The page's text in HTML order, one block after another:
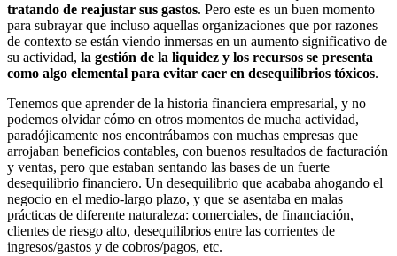
tratando de reajustar sus gastos. Pero este es un buen momento
para subrayar que incluso aquellas organizaciones que por razones
de contexto se están viendo inmersas en un aumento significativo de
su actividad, la gestión de la liquidez y los recursos se presenta
como algo elemental para evitar caer en desequilibrios tóxicos.
Tenemos que aprender de la historia financiera empresarial, y no
podemos olvidar cómo en otros momentos de mucha actividad,
paradójicamente nos encontrábamos con muchas empresas que
arrojaban beneficios contables, con buenos resultados de facturación
y ventas, pero que estaban sentando las bases de un fuerte
desequilibrio financiero. Un desequilibrio que acababa ahogando el
negocio en el medio-largo plazo, y que se asentaba en malas
prácticas de diferente naturaleza: comerciales, de financiación,
clientes de riesgo alto, desequilibrios entre las corrientes de
ingresos/gastos y de cobros/pagos, etc.